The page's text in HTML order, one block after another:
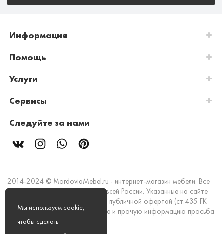
Информация
Помощь
Услуги
Сервисы
Следуйте за нами
2014-2024 © MordoviaMebel.ru - интернет-магазин мебели. Все
права защищены. Доставка по всей России. Указанные на сайте
цены и информация не являются публичной офертой (ст.435 ГК
РФ). Стоимость, наличие товара и прочую информацию просьба
уточнять в офисах продаж.
Мы используем cookie,
чтобы сделать